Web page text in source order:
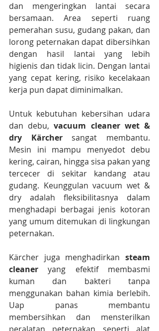
dan mengeringkan lantai secara
bersamaan. Area seperti ruang
pemerahan susu, gudang pakan, dan
lorong peternakan dapat dibersihkan
dengan hasil lantai yang lebih
higienis dan tidak licin. Dengan lantai
yang cepat kering, risiko kecelakaan
kerja pun dapat diminimalkan.
Untuk kebutuhan kebersihan udara
dan debu, vacuum cleaner wet &
dry Kärcher sangat membantu.
Mesin ini mampu menyedot debu
kering, cairan, hingga sisa pakan yang
tercecer di sekitar kandang atau
gudang. Keunggulan vacuum wet &
dry adalah fleksibilitasnya dalam
menghadapi berbagai jenis kotoran
yang umum ditemukan di lingkungan
peternakan.
Kärcher juga menghadirkan steam
cleaner yang efektif membasmi
kuman dan bakteri tanpa
menggunakan bahan kimia berlebih.
Uap panas membantu
membersihkan dan mensterilkan